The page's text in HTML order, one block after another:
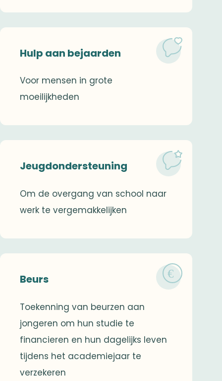
Hulp aan bejaarden
Voor mensen in grote
moeilijkheden
Jeugdondersteuning
Om de overgang van school naar
werk te vergemakkelijken
Beurs
Toekenning van beurzen aan
jongeren om hun studie te
financieren en hun dagelijks leven
tijdens het academiejaar te
verzekeren